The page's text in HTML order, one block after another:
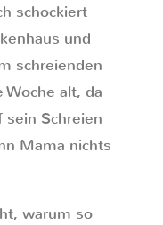
schockiert
und
schreienden
alt, da
Schreien
Mama nichts
warum so